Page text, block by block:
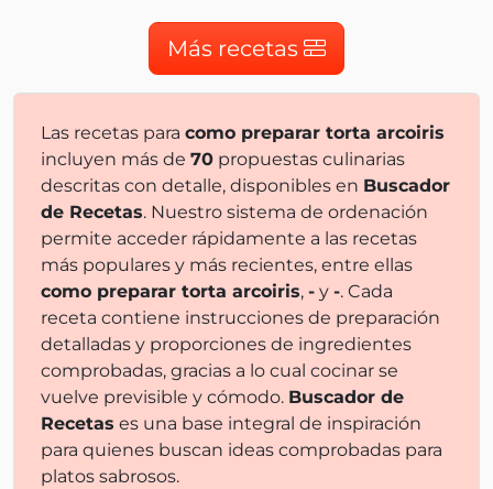
Más recetas
Las recetas para como preparar torta arcoiris
incluyen más de 70 propuestas culinarias
descritas con detalle, disponibles en Buscador
de Recetas. Nuestro sistema de ordenación
permite acceder rápidamente a las recetas
más populares y más recientes, entre ellas
como preparar torta arcoiris, - y -. Cada
receta contiene instrucciones de preparación
detalladas y proporciones de ingredientes
comprobadas, gracias a lo cual cocinar se
vuelve previsible y cómodo. Buscador de
Recetas es una base integral de inspiración
para quienes buscan ideas comprobadas para
platos sabrosos.